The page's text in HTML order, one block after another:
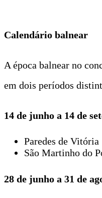
Calendário balnear
A época balnear no
em dois períodos
14 de junho a 14 de
Paredes de Vitória
São Martinho do
28 de junho a 31 de